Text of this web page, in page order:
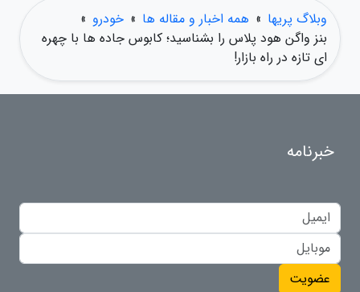
وبلاگ پریها » همه اخبار و مقاله ها » خودرو »
بنز واگن هود پلاس را بشناسید؛ کابوس جاده ها با چهره
ای تازه در راه بازار!
خبرنامه
عضویت